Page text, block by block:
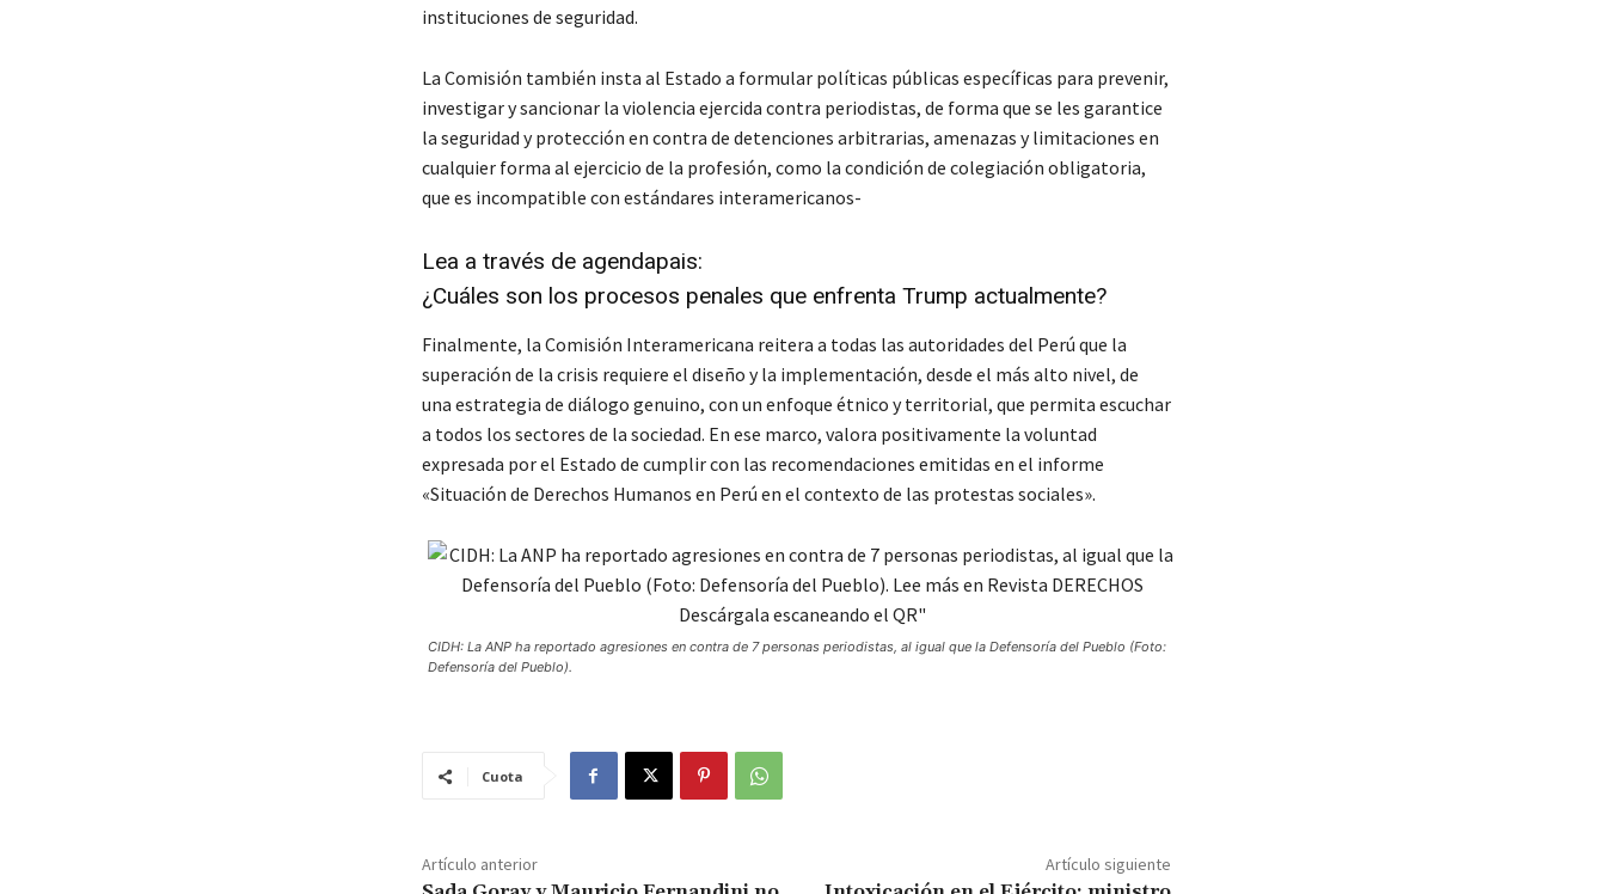
instituciones de seguridad.
La Comisión también insta al Estado a formular políticas públicas específicas para prevenir,
investigar y sancionar la violencia ejercida contra periodistas, de forma que se les garantice
la seguridad y protección en contra de detenciones arbitrarias, amenazas y limitaciones en
cualquier forma al ejercicio de la profesión, como la condición de colegiación obligatoria,
que es incompatible con estándares interamericanos-
Lea a través de agendapais:
¿Cuáles son los procesos penales que enfrenta Trump actualmente?
Finalmente, la Comisión Interamericana reitera a todas las autoridades del Perú que la
superación de la crisis requiere el diseño y la implementación, desde el más alto nivel, de
una estrategia de diálogo genuino, con un enfoque étnico y territorial, que permita escuchar
a todos los sectores de la sociedad. En ese marco, valora positivamente la voluntad
expresada por el Estado de cumplir con las recomendaciones emitidas en el informe
«Situación de Derechos Humanos en Perú en el contexto de las protestas sociales».
CIDH: La ANP ha reportado agresiones en contra de 7 personas periodistas, al igual que la Defensoría del Pueblo (Foto:
Defensoría del Pueblo).
Cuota
Artículo anterior Artículo siguiente